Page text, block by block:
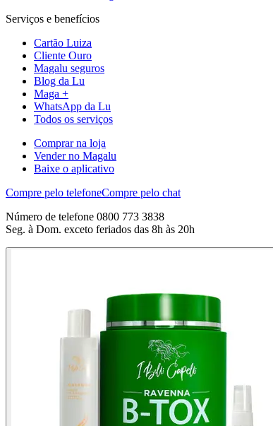
Serviços e benefícios
Cartão Luiza
Cliente Ouro
Magalu seguros
Blog da Lu
Maga +
WhatsApp da Lu
Todos os serviços
Comprar na loja
Vender no Magalu
Baixe o aplicativo
Compre pelo telefoneCompre pelo chat
Número de telefone 0800 773 3838
Seg. à Dom. exceto feriados das 8h às 20h